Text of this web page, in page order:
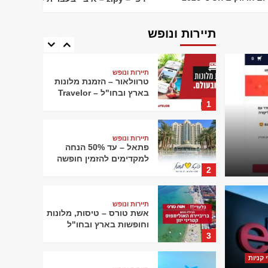
סביבת העבודה
– ומה הופך
למקצועי
קניות
תיירות ונופש
5
1
תיירות ונופש
טרוולאור – הזמנת מלונות
בארץ ובחו"ל – Travelor
2
תיירות ונופש
פתאל – עד 50% הנחה
למקדימים להזמין חופשה
3
תיירות ונופש
אשת טורס – טיסות, מלונות
וחופשות בארץ ובחו"ל